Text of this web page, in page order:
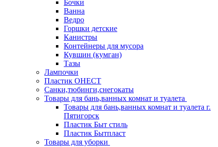
Бочки
Ванна
Ведро
Горшки детские
Канистры
Контейнеры для мусора
Кувшин (кумган)
Тазы
Лампочки
Пластик ОНЕСТ
Санки,тюбинги,снегокаты
Товары для бань,ванных комнат и туалета
Товары для бань,ванных комнат и туалета г.
Пятигорск
Пластик Быт стиль
Пластик Бытпласт
Товары для уборки